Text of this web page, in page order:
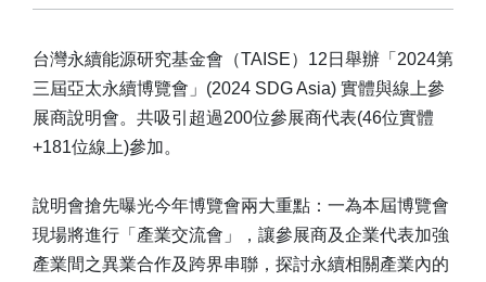
台灣永續能源研究基金會（TAISE）12日舉辦「2024第
三屆亞太永續博覽會」(2024 SDG Asia) 實體與線上參
展商說明會。共吸引超過200位參展商代表(46位實體
+181位線上)參加。
說明會搶先曝光今年博覽會兩大重點：一為本屆博覽會
現場將進行「產業交流會」，讓參展商及企業代表加強
產業間之異業合作及跨界串聯，探討永續相關產業內的